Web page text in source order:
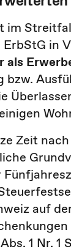
im
in
als
bzw.
Zeit
auf
1 Nr.